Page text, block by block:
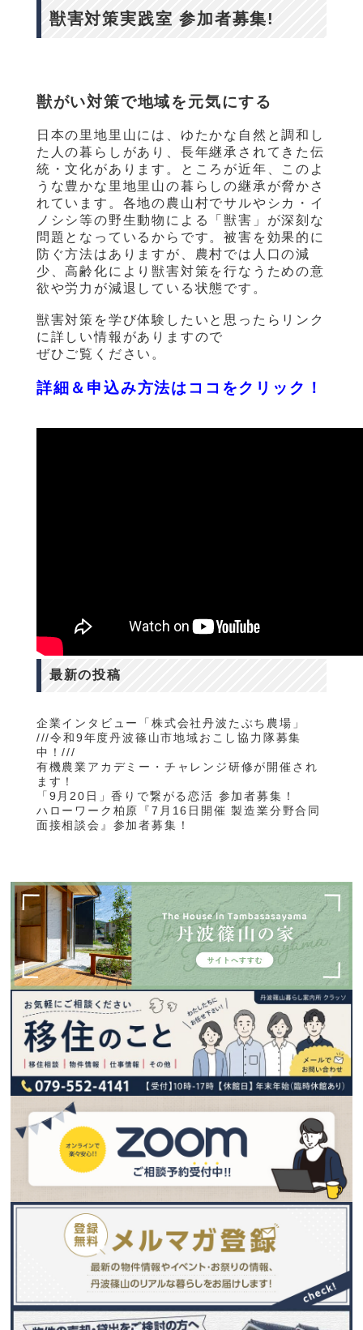
獣害対策実践室 参加者募集!
獣がい対策で地域を元気にする
日本の里地里山には、ゆたかな自然と調和し
た人の暮らしがあり、長年継承されてきた伝
統・文化があります。ところが近年、このよ
うな豊かな里地里山の暮らしの継承が脅かさ
れています。各地の農山村でサルやシカ・イ
ノシシ等の野生動物による「獣害」が深刻な
問題となっているからです。被害を効果的に
防ぐ方法はありますが、農村では人口の減
少、高齢化により獣害対策を行なうための意
欲や労力が減退している状態です。
獣害対策を学び体験したいと思ったらリンク
に詳しい情報がありますので
ぜひご覧ください。
詳細＆申込み方法はココをクリック！
最新の投稿
企業インタビュー「株式会社丹波たぶち農場」
///令和9年度丹波篠山市地域おこし協力隊募集
中！///
有機農業アカデミー・チャレンジ研修が開催され
ます！
「9月20日」香りで繋がる恋活 参加者募集！
ハローワーク柏原『7月16日開催 製造業分野合同
面接相談会』参加者募集！